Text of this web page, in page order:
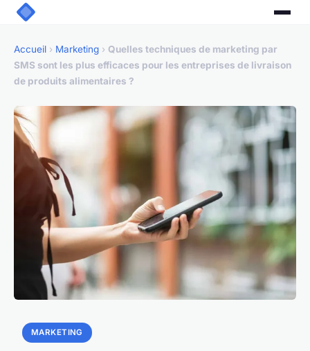
Accueil › Marketing › Quelles techniques de marketing par
SMS sont les plus efficaces pour les entreprises de livraison
de produits alimentaires ?
MARKETING